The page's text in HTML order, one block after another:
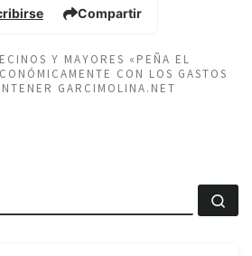
Compartir
Y MAYORES «PEÑA EL
CON LOS GASTOS
GARCIMOLINA.NET